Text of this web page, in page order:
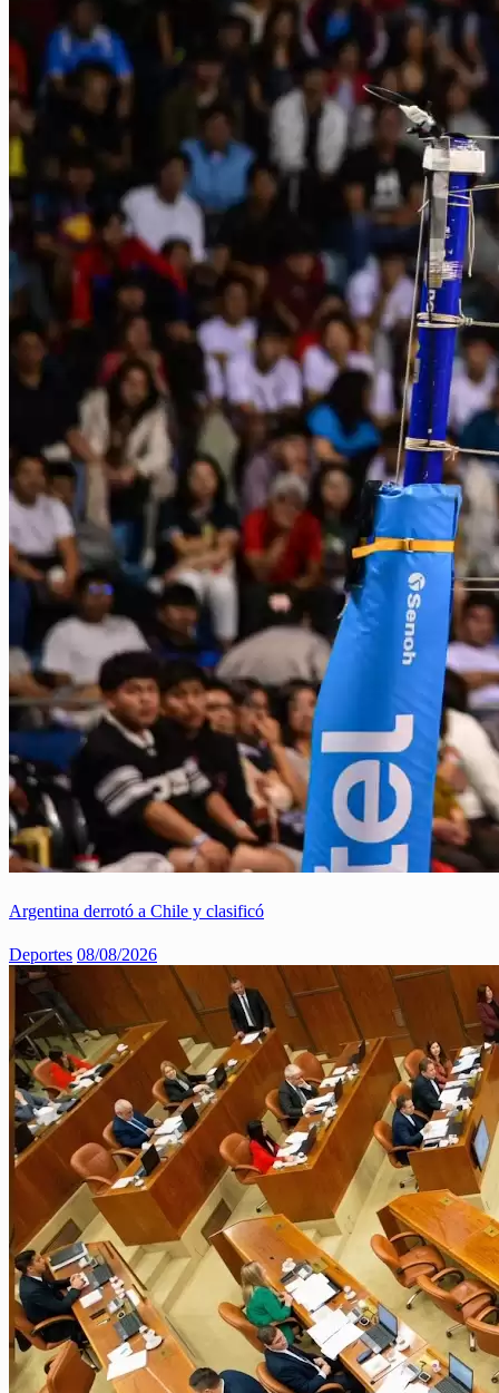
Argentina derrotó a Chile y clasificó
Deportes 08/08/2026